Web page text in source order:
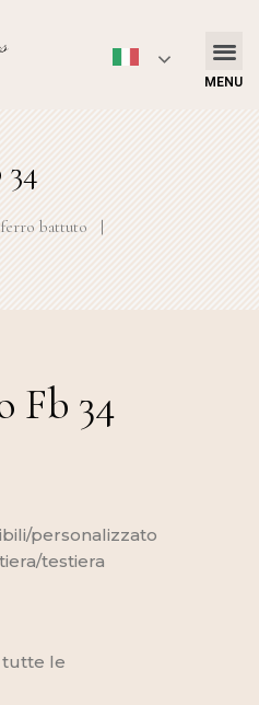
MENU
battuto
|
Fb 34
personalizzato
testiera
tutte le